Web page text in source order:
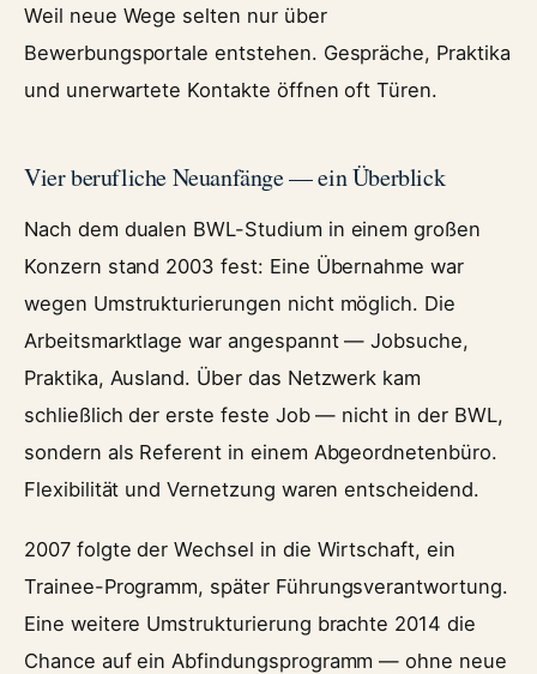
Weil neue Wege selten nur über
Bewerbungsportale entstehen. Gespräche, Praktika
und unerwartete Kontakte öffnen oft Türen.
Vier berufliche Neuanfänge — ein Überblick
Nach dem dualen BWL-Studium in einem großen
Konzern stand 2003 fest: Eine Übernahme war
wegen Umstrukturierungen nicht möglich. Die
Arbeitsmarktlage war angespannt — Jobsuche,
Praktika, Ausland. Über das Netzwerk kam
schließlich der erste feste Job — nicht in der BWL,
sondern als Referent in einem Abgeordnetenbüro.
Flexibilität und Vernetzung waren entscheidend.
2007 folgte der Wechsel in die Wirtschaft, ein
Trainee-Programm, später Führungsverantwortung.
Eine weitere Umstrukturierung brachte 2014 die
Chance auf ein Abfindungsprogramm — ohne neue